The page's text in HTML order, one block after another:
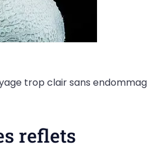
trop clair sans
reflets